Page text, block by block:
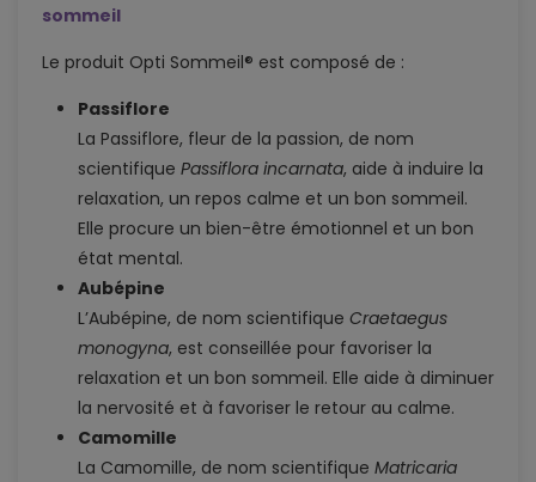
sommeil
Le produit Opti Sommeil® est composé de :
Passiflore
La Passiflore, fleur de la passion, de nom
scientifique Passiflora incarnata, aide à induire la
relaxation, un repos calme et un bon sommeil.
Elle procure un bien-être émotionnel et un bon
état mental.
Aubépine
L’Aubépine, de nom scientifique Craetaegus
monogyna, est conseillée pour favoriser la
relaxation et un bon sommeil. Elle aide à diminuer
la nervosité et à favoriser le retour au calme.
Camomille
La Camomille, de nom scientifique Matricaria